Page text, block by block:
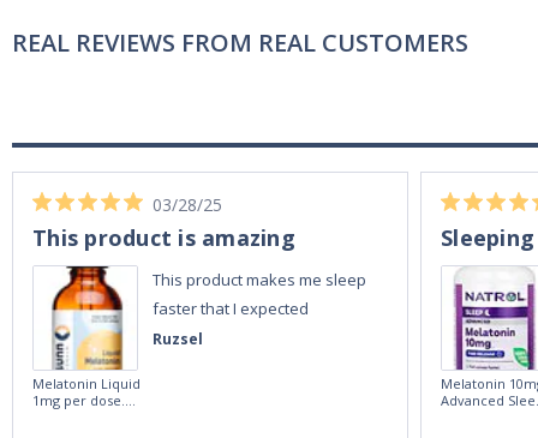
REAL REVIEWS FROM REAL CUSTOMERS
Ruzsel
03/28/25
This product is amazing
This product makes me sleep
faster that I expected
Melatonin Liquid
1mg per dose.
Melatonin
Advanced